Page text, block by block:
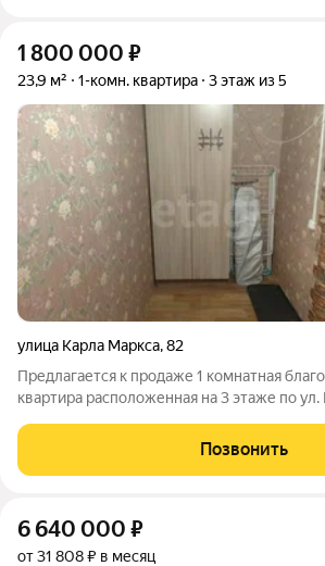
1 800 000 ₽
23,9 м² 1-комн. квартира 3 этаж из 5
улица Карла Маркса,82
Предлагается к продаже 1 комнатная
квартира расположенная на 3 этаже по
обои. Сан. узел совмещен. Установлены
электричество и воду. Балкона нет.
Позвонить
6 640 000 ₽
от 31 808 ₽ в месяц